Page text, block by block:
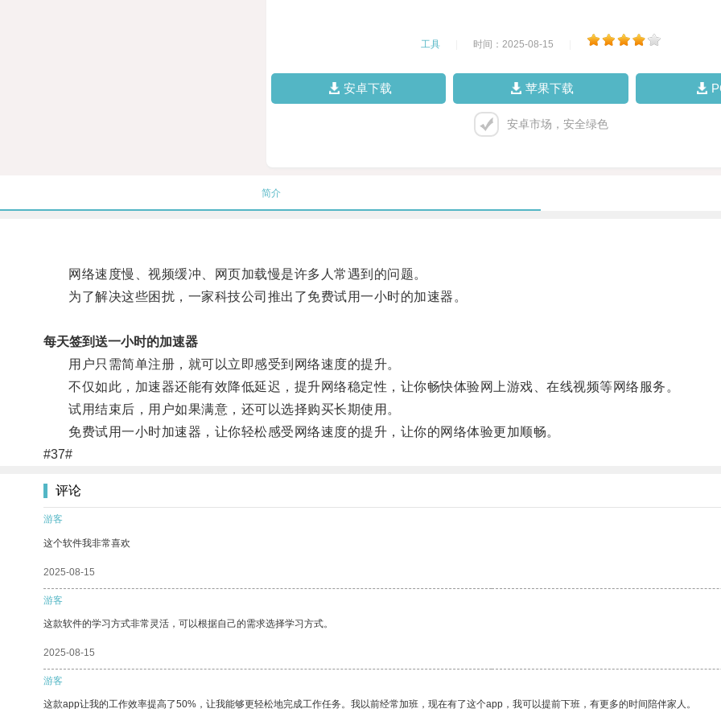
工具 时间：2025-08-15
安卓下载 苹果下载
安卓市场，安全绿色
简介
网络速度慢、视频缓冲、网页加载慢是许多人常遇到的问题。
为了解决这些困扰，一家科技公司推出了免费试用一小时的加速器。
每天签到送一小时的加速器
用户只需简单注册，就可以立即感受到网络速度的提升。
不仅如此，加速器还能有效降低延迟，提升网络稳定性，让你畅快体验网上游戏、在线视频等网络服务。
试用结束后，用户如果满意，还可以选择购买长期使用。
免费试用一小时加速器，让你轻松感受网络速度的提升，让你的网络体验更加顺畅。
#37#
评论
游客
这个软件我非常喜欢
2025-08-15
游客
这款软件的学习方式非常灵活，可以根据自己的需求选择学习方式。
2025-08-15
游客
这款app让我的工作效率提高了50%，让我能够更轻松地完成工作任务。我以前经常加班，现在有了这个app，我可以提前下班，有更多的时间陪伴家人。